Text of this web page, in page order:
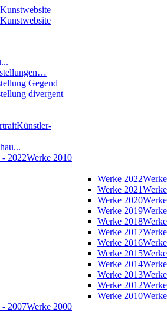
Gegend
divergent
Künstler-
- 2022Werke 2010
Werke 2022
Werke 2021
Werke 2020
Werke 2019
Werke 2018
Werke 2017
Werke 2016
Werke 2015
Werke 2014
Werke 2013
Werke 2012
Werke 2010
- 2007Werke 2000